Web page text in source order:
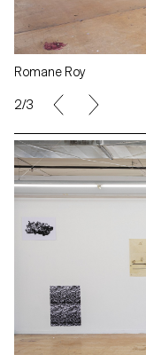
Romane Roy
2/3